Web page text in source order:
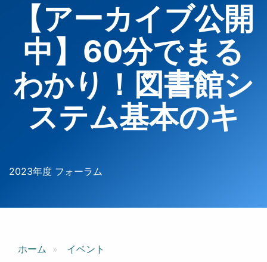
【アーカイブ公開
中】60分でまる
わかり！図書館シ
ステム基本のキ
2023年度 フォーラム
ホーム イベント